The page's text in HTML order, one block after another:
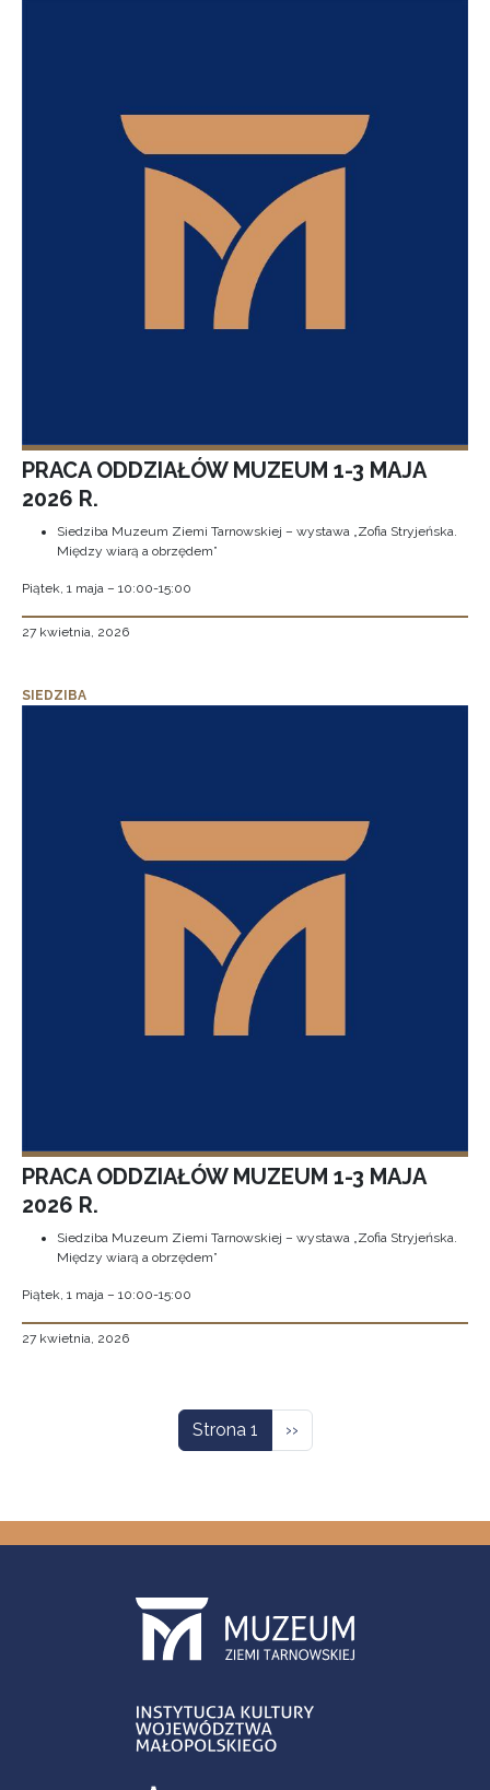
PRACA ODDZIAŁÓW MUZEUM 1-3 MAJA
2026 R.
Siedziba Muzeum Ziemi Tarnowskiej – wystawa „Zofia Stryjeńska.
Między wiarą a obrzędem”
Piątek, 1 maja – 10:00-15:00
27 kwietnia, 2026
SIEDZIBA
PRACA ODDZIAŁÓW MUZEUM 1-3 MAJA
2026 R.
Siedziba Muzeum Ziemi Tarnowskiej – wystawa „Zofia Stryjeńska.
Między wiarą a obrzędem”
Piątek, 1 maja – 10:00-15:00
27 kwietnia, 2026
Strona 1 Następna strona
››